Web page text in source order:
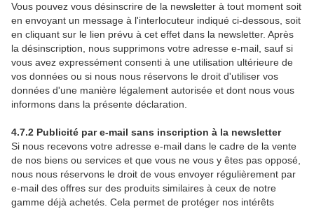
Vous pouvez vous désinscrire de la newsletter à tout moment soit
en envoyant un message à l'interlocuteur indiqué ci-dessous, soit
en cliquant sur le lien prévu à cet effet dans la newsletter. Après
la désinscription, nous supprimons votre adresse e-mail, sauf si
vous avez expressément consenti à une utilisation ultérieure de
vos données ou si nous nous réservons le droit d'utiliser vos
données d'une manière légalement autorisée et dont nous vous
informons dans la présente déclaration.
4.7.2 Publicité par e-mail sans inscription à la newsletter
Si nous recevons votre adresse e-mail dans le cadre de la vente
de nos biens ou services et que vous ne vous y êtes pas opposé,
nous nous réservons le droit de vous envoyer régulièrement par
e-mail des offres sur des produits similaires à ceux de notre
gamme déjà achetés. Cela permet de protéger nos intérêts